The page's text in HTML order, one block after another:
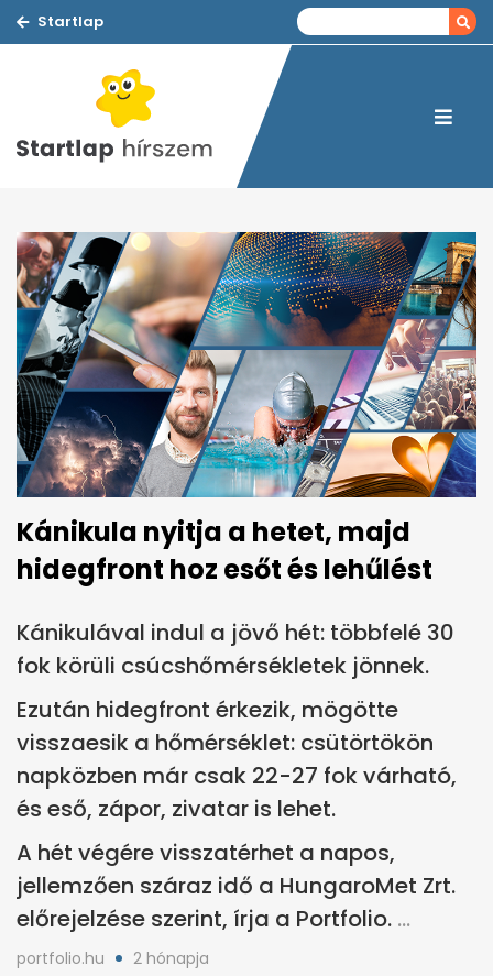
Startlap
Kánikula nyitja a hetet, majd
hidegfront hoz esőt és lehűlést
Kánikulával indul a jövő hét: többfelé 30
fok körüli csúcshőmérsékletek jönnek.
Ezután hidegfront érkezik, mögötte
visszaesik a hőmérséklet: csütörtökön
napközben már csak 22-27 fok várható,
és eső, zápor, zivatar is lehet.
A hét végére visszatérhet a napos,
jellemzően száraz idő a HungaroMet Zrt.
előrejelzése szerint, írja a Portfolio.
portfolio.hu 2 hónapja